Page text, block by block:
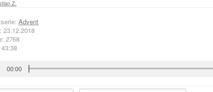
Z.
Advent
23.12.2018
2768
00:00